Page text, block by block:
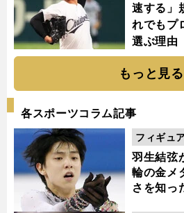
速する」
れでもプ
選ぶ理由
もっと見る
各スポーツコラム記事
羽生結弦
輪の金メ
さを知っ
フィギュ